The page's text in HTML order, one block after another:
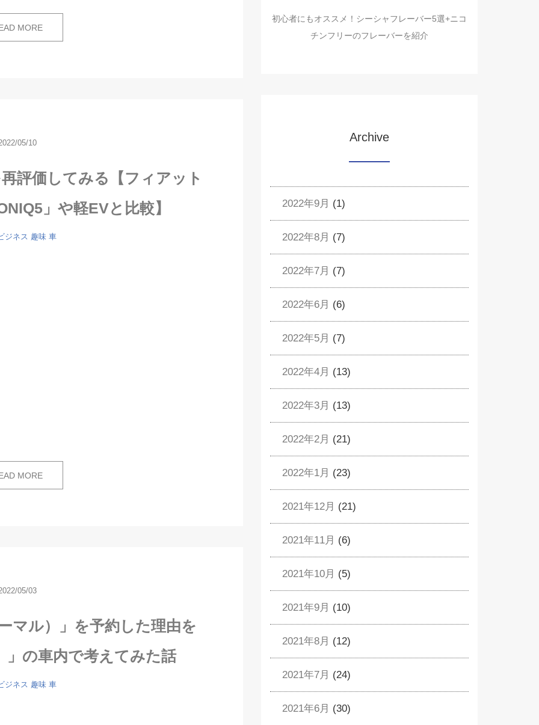
MORE
05/10
評価してみる【フィアット
」や軽EVと比較】
ジネス 趣味 車
MORE
05/03
マル）」を予約した理由を
」の車内で考えてみた話
ジネス 趣味 車
初心者にもオススメ！シーシャフレーバー5選+ニコ
チンフリーのフレーバーを紹介
Archive
2022年9月 (1)
2022年8月 (7)
2022年7月 (7)
2022年6月 (6)
2022年5月 (7)
2022年4月 (13)
2022年3月 (13)
2022年2月 (21)
2022年1月 (23)
2021年12月 (21)
2021年11月 (6)
2021年10月 (5)
2021年9月 (10)
2021年8月 (12)
2021年7月 (24)
2021年6月 (30)